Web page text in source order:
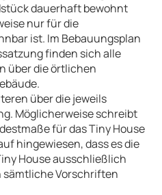
dauerhaft bewohnt
nur für die
ist. Im Bebauungsplan
finden sich alle
über die örtlichen
über die jeweils
Möglicherweise schreibt
für das Tiny House
hingewiesen, dass es die
House ausschließlich
sämtliche Vorschriften